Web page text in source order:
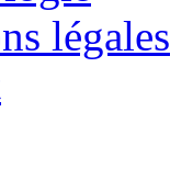
légales